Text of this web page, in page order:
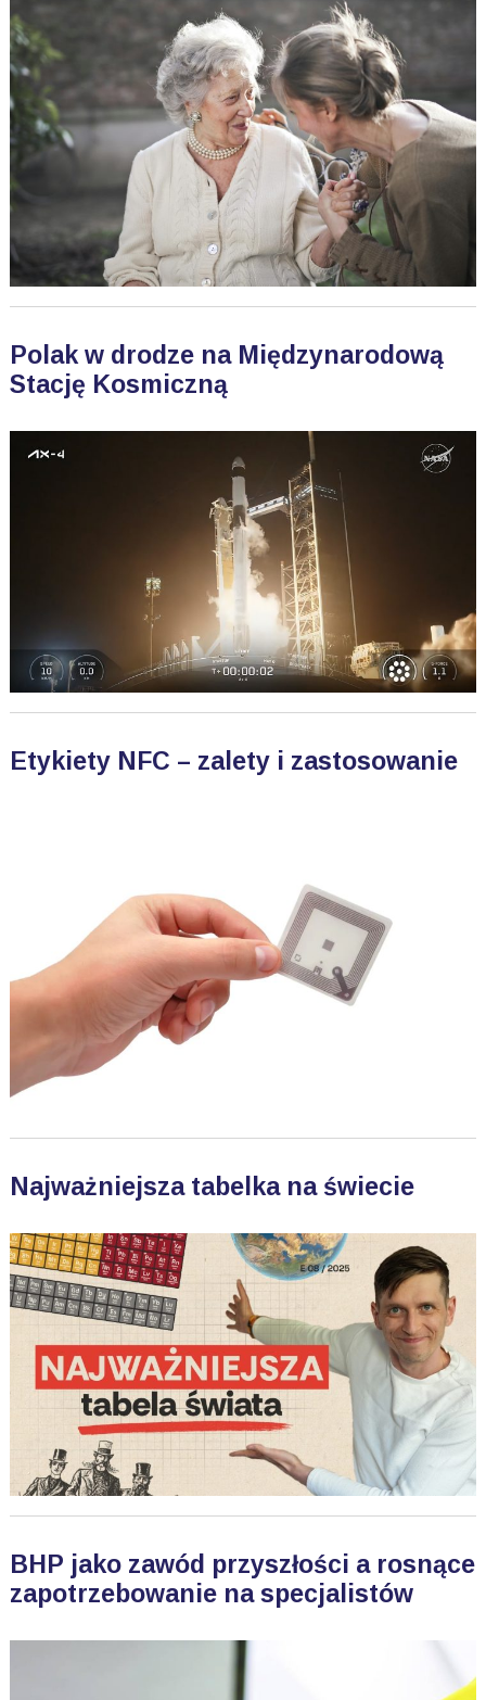
Polak w drodze na Międzynarodową
Stację Kosmiczną
Etykiety NFC – zalety i zastosowanie
Najważniejsza tabelka na świecie
BHP jako zawód przyszłości a rosnące
zapotrzebowanie na specjalistów